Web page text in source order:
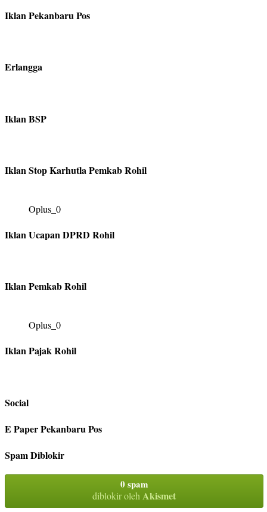
Iklan Pekanbaru Pos
Erlangga
Iklan BSP
Iklan Stop Karhutla Pemkab Rohil
Oplus_0
Iklan Ucapan DPRD Rohil
Iklan Pemkab Rohil
Oplus_0
Iklan Pajak Rohil
Social
E Paper Pekanbaru Pos
Spam Diblokir
0 spam
diblokir olehAkismet